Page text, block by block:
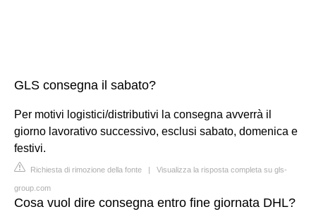
GLS consegna il sabato?
Per motivi logistici/distributivi la consegna avverrà il
giorno lavorativo successivo, esclusi sabato, domenica e
festivi.
Richiesta di rimozione della fonte | Visualizza la risposta completa su gls-
group.com
Cosa vuol dire consegna entro fine giornata DHL?